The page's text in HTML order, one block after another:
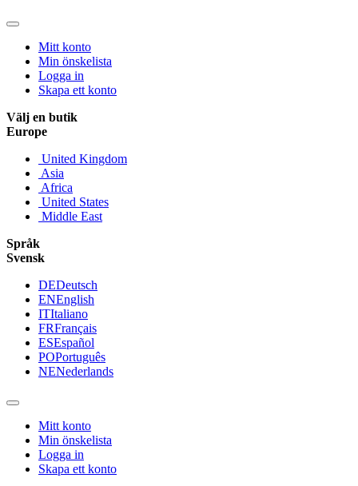
Mitt konto
Min önskelista
Logga in
Skapa ett konto
Välj en butik
Europe
United Kingdom
Asia
Africa
United States
Middle East
Språk
Svensk
DEDeutsch
ENEnglish
ITItaliano
FRFrançais
ESEspañol
POPortuguês
NENederlands
Mitt konto
Min önskelista
Logga in
Skapa ett konto